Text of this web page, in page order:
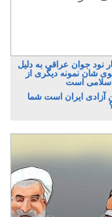
نود جوان عراقی به دلیل
شان نمونه دیگری از
است
آزادی ایران است شما